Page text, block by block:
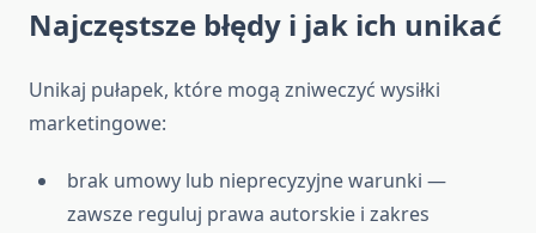
Najczęstsze błędy i jak ich unikać
Unikaj pułapek, które mogą zniweczyć wysiłki
marketingowe:
brak umowy lub nieprecyzyjne warunki —
zawsze reguluj prawa autorskie i zakres